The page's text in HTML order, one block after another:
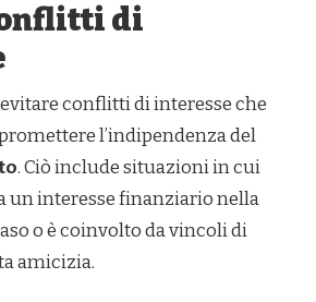
di
conflitti di interesse che
l’indipendenza del
. Ciò include situazioni in cui
un interesse finanziario nella
o è coinvolto da vincoli di
amicizia.